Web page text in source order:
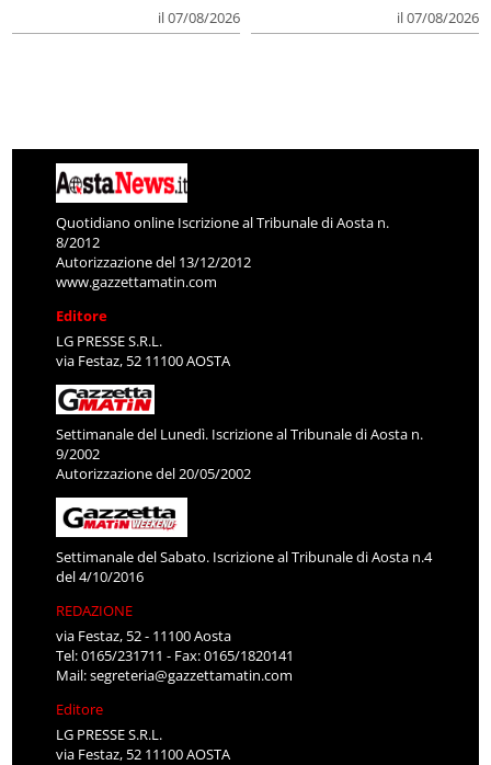
il 07/08/2026 il 07/08/2026
Quotidiano online Iscrizione al Tribunale di Aosta n.
8/2012
Autorizzazione del 13/12/2012
www.gazzettamatin.com
Editore
LG PRESSE S.R.L.
via Festaz, 52 11100 AOSTA
Settimanale del Lunedì. Iscrizione al Tribunale di Aosta n.
9/2002
Autorizzazione del 20/05/2002
Settimanale del Sabato. Iscrizione al Tribunale di Aosta n.4
del 4/10/2016
REDAZIONE
via Festaz, 52 - 11100 Aosta
Tel: 0165/231711 - Fax: 0165/1820141
Mail:segreteria@gazzettamatin.com
Editore
LG PRESSE S.R.L.
via Festaz, 52 11100 AOSTA